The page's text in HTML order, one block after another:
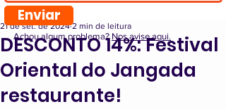
DESCONTO 14%: Festival
Oriental do Jangada
restaurante!
21 de set. de 2024 2 min de leitura
Enviar
Achou algum problema? Nos avise aqui.